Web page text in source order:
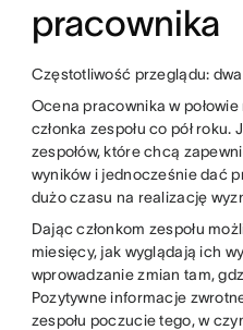
pracownika
Częstotliwość przeglądu:
Ocena pracownika w
członka zespołu co pół
zespołów, które chcą
wyników i jednocześnie dać
dużo czasu na realizację
Dając członkom zespołu
miesięcy, jak wyglądają ich
wprowadzanie zmian tam,
Pozytywne informacje
zespołu poczucie tego, w